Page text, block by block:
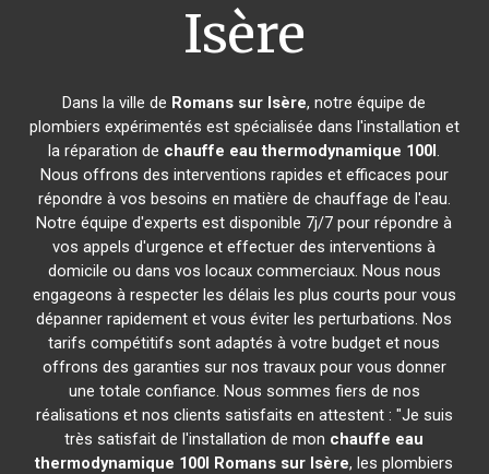
Isère
Dans la ville de Romans sur Isère, notre équipe de
plombiers expérimentés est spécialisée dans l'installation et
la réparation de chauffe eau thermodynamique 100l.
Nous offrons des interventions rapides et efficaces pour
répondre à vos besoins en matière de chauffage de l'eau.
Notre équipe d'experts est disponible 7j/7 pour répondre à
vos appels d'urgence et effectuer des interventions à
domicile ou dans vos locaux commerciaux. Nous nous
engageons à respecter les délais les plus courts pour vous
dépanner rapidement et vous éviter les perturbations. Nos
tarifs compétitifs sont adaptés à votre budget et nous
offrons des garanties sur nos travaux pour vous donner
une totale confiance. Nous sommes fiers de nos
réalisations et nos clients satisfaits en attestent : "Je suis
très satisfait de l'installation de mon chauffe eau
thermodynamique 100l Romans sur Isère, les plombiers